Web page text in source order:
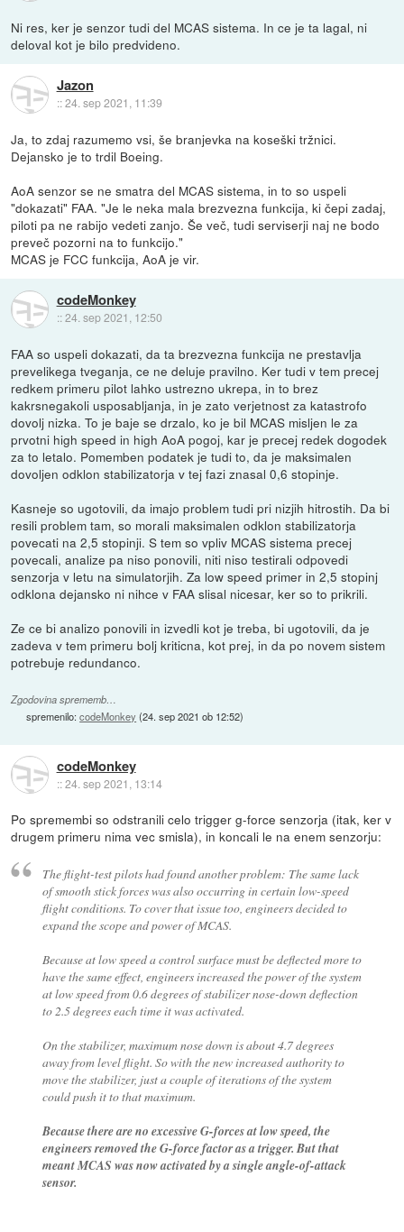
Ni res, ker je senzor tudi del MCAS sistema. In ce je ta lagal, ni
deloval kot je bilo predvideno.
Jazon
::24. sep 2021, 11:39
Ja, to zdaj razumemo vsi, še branjevka na koseški tržnici.
Dejansko je to trdil Boeing.
AoA senzor se ne smatra del MCAS sistema, in to so uspeli
"dokazati" FAA. "Je le neka mala brezvezna funkcija, ki čepi zadaj,
piloti pa ne rabijo vedeti zanjo. Še več, tudi serviserji naj ne bodo
preveč pozorni na to funkcijo."
MCAS je FCC funkcija, AoA je vir.
codeMonkey
::24. sep 2021, 12:50
FAA so uspeli dokazati, da ta brezvezna funkcija ne prestavlja
prevelikega tveganja, ce ne deluje pravilno. Ker tudi v tem precej
redkem primeru pilot lahko ustrezno ukrepa, in to brez
kakrsnegakoli usposabljanja, in je zato verjetnost za katastrofo
dovolj nizka. To je baje se drzalo, ko je bil MCAS misljen le za
prvotni high speed in high AoA pogoj, kar je precej redek dogodek
za to letalo. Pomemben podatek je tudi to, da je maksimalen
dovoljen odklon stabilizatorja v tej fazi znasal 0,6 stopinje.
Kasneje so ugotovili, da imajo problem tudi pri nizjih hitrostih. Da bi
resili problem tam, so morali maksimalen odklon stabilizatorja
povecati na 2,5 stopinji. S tem so vpliv MCAS sistema precej
povecali, analize pa niso ponovili, niti niso testirali odpovedi
senzorja v letu na simulatorjih. Za low speed primer in 2,5 stopinj
odklona dejansko ni nihce v FAA slisal nicesar, ker so to prikrili.
Ze ce bi analizo ponovili in izvedli kot je treba, bi ugotovili, da je
zadeva v tem primeru bolj kriticna, kot prej, in da po novem sistem
potrebuje redundanco.
Zgodovina sprememb…
spremenilo:codeMonkey (24. sep 2021 ob 12:52)
codeMonkey
::24. sep 2021, 13:14
Po spremembi so odstranili celo trigger g-force senzorja (itak, ker v
drugem primeru nima vec smisla), in koncali le na enem senzorju:
The flight-test pilots had found another problem: The same lack
of smooth stick forces was also occurring in certain low-speed
flight conditions. To cover that issue too, engineers decided to
expand the scope and power of MCAS.
Because at low speed a control surface must be deflected more to
have the same effect, engineers increased the power of the system
at low speed from 0.6 degrees of stabilizer nose-down deflection
to 2.5 degrees each time it was activated.
On the stabilizer, maximum nose down is about 4.7 degrees
away from level flight. So with the new increased authority to
move the stabilizer, just a couple of iterations of the system
could push it to that maximum.
Because there are no excessive G-forces at low speed, the
engineers removed the G-force factor as a trigger. But that
meant MCAS was now activated by a single angle-of-attack
sensor.